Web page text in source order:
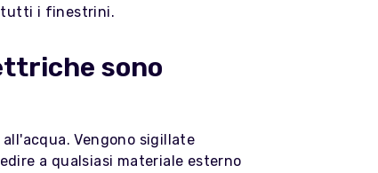
tutti i finestrini.
sono
Vengono sigillate
a qualsiasi materiale esterno